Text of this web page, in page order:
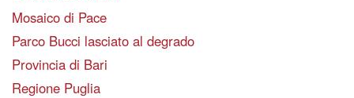
Mosaico di Pace
Parco Bucci lasciato al degrado
Provincia di Bari
Regione Puglia